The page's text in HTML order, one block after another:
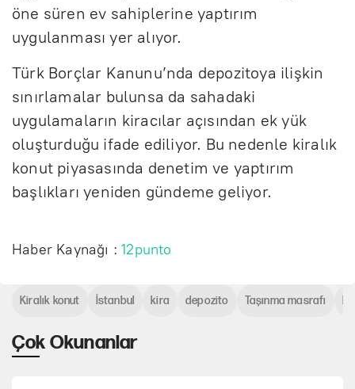
öne süren ev sahiplerine yaptırım
uygulanması yer alıyor.
Türk Borçlar Kanunu’nda depozitoya ilişkin
sınırlamalar bulunsa da sahadaki
uygulamaların kiracılar açısından ek yük
oluşturduğu ifade ediliyor. Bu nedenle kiralık
konut piyasasında denetim ve yaptırım
başlıkları yeniden gündeme geliyor.
Haber Kaynağı :12punto
Çok Okunanlar
Kiralık konut İstanbul kira depozito Taşınma masrafı